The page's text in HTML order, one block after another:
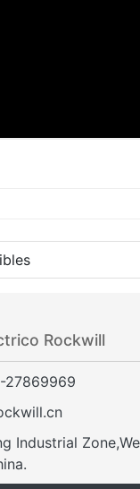
Rockwill
27869969
Industrial